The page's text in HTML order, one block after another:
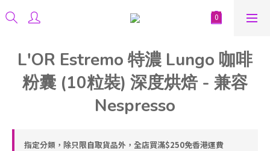
L'OR Estremo 特濃 Lungo 咖啡
粉囊 (10粒裝) 深度烘焙 - 兼容
Nespresso
指定分類，除只限自取貨品外，全店買滿$250免香港運費